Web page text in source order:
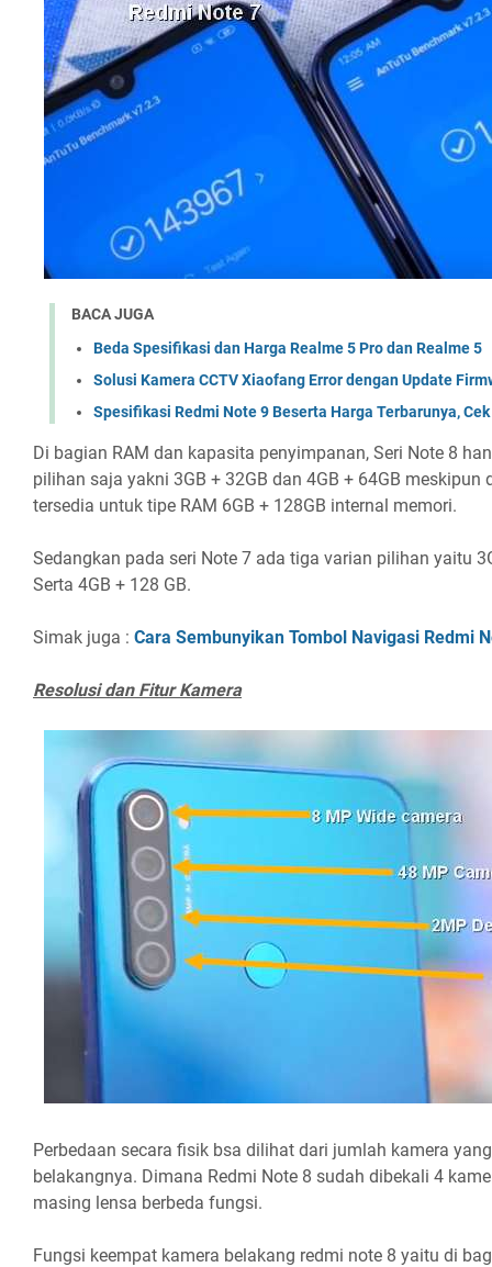
BACA JUGA
Beda Spesifikasi dan Harga Realme 5 Pro dan Realme 5
Solusi Kamera CCTV Xiaofang Error dengan Update
Spesifikasi Redmi Note 9 Beserta Harga Terbarunya,
Di bagian RAM dan kapasita penyimpanan, Seri Note 8
pilihan saja yakni 3GB + 32GB dan 4GB + 64GB meskipun
tersedia untuk tipe RAM 6GB + 128GB internal memori.
Sedangkan pada seri Note 7 ada tiga varian pilihan yaitu
Serta 4GB + 128 GB.
Simak juga : Cara Sembunyikan Tombol Navigasi Redmi
Resolusi dan Fitur Kamera
Perbedaan secara fisik bsa dilihat dari jumlah kamera
belakangnya. Dimana Redmi Note 8 sudah dibekali 4
masing lensa berbeda fungsi.
Fungsi keempat kamera belakang redmi note 8 yaitu di